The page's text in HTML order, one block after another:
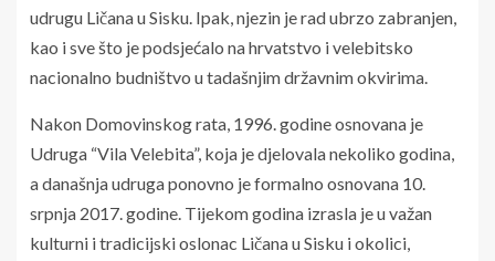
udrugu Ličana u Sisku. Ipak, njezin je rad ubrzo zabranjen,
kao i sve što je podsjećalo na hrvatstvo i velebitsko
nacionalno budništvo u tadašnjim državnim okvirima.
Nakon Domovinskog rata, 1996. godine osnovana je
Udruga “Vila Velebita”, koja je djelovala nekoliko godina,
a današnja udruga ponovno je formalno osnovana 10.
srpnja 2017. godine. Tijekom godina izrasla je u važan
kulturni i tradicijski oslonac Ličana u Sisku i okolici,